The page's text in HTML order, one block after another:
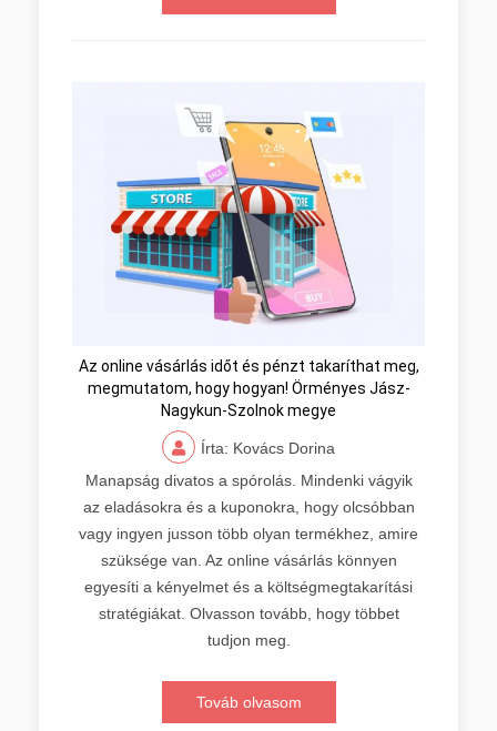
Az online vásárlás időt és pénzt takaríthat meg,
megmutatom, hogy hogyan! Örményes Jász-
Nagykun-Szolnok megye
Írta: Kovács Dorina
Manapság divatos a spórolás. Mindenki vágyik
az eladásokra és a kuponokra, hogy olcsóbban
vagy ingyen jusson több olyan termékhez, amire
szüksége van. Az online vásárlás könnyen
egyesíti a kényelmet és a költségmegtakarítási
stratégiákat. Olvasson tovább, hogy többet
tudjon meg.
Továb olvasom